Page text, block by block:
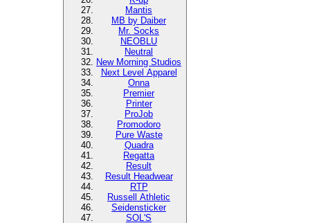
Mantis
MB by Daiber
Mr. Socks
NEOBLU
Neutral
New Morning Studios
Next Level Apparel
Onna
Premier
Printer
ProJob
Promodoro
Pure Waste
Quadra
Regatta
Result
Result Headwear
RTP
Russell Athletic
Seidensticker
SOL'S